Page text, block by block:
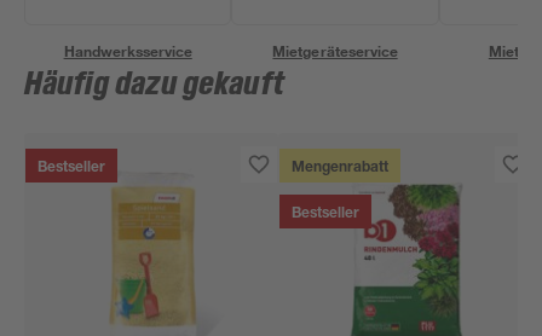
Handwerksservice Mietgeräteservice
Häufig dazu gekauft
Bestseller Mengenrabatt
Bestseller